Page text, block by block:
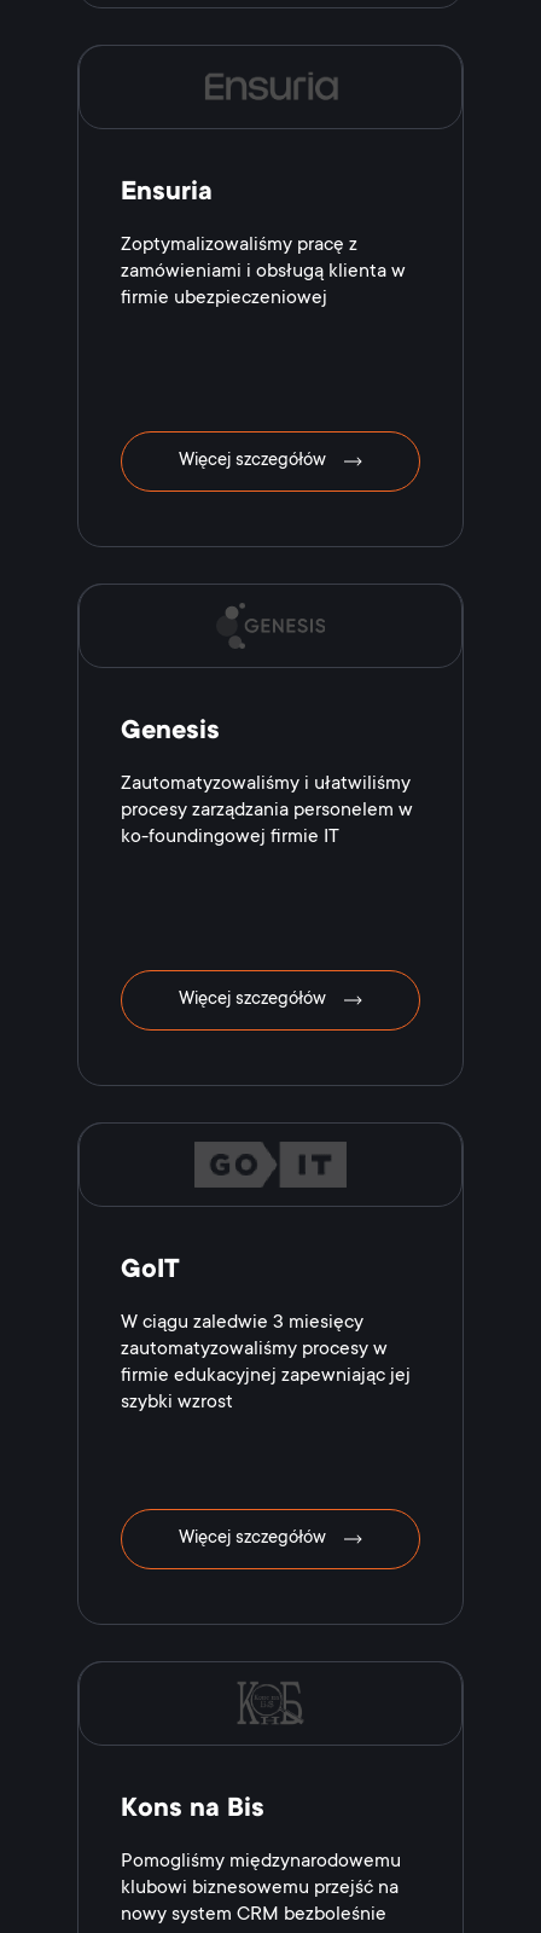
Ensuria
Zoptymalizowaliśmy pracę z
zamówieniami i obsługą klienta w
firmie ubezpieczeniowej
Więcej szczegółów
Genesis
Zautomatyzowaliśmy i ułatwiliśmy
procesy zarządzania personelem w
ko-foundingowej firmie IT
Więcej szczegółów
GoIT
W ciągu zaledwie 3 miesięcy
zautomatyzowaliśmy procesy w
firmie edukacyjnej zapewniając jej
szybki wzrost
Więcej szczegółów
Kons na Bis
Pomogliśmy międzynarodowemu
klubowi biznesowemu przejść na
nowy system CRM bezboleśnie